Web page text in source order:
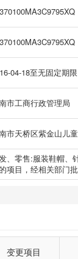
04-18至无固定期限
市工商行政管理局
市天桥区紫金山儿
、零售:服装鞋帽、
项目，经相关部门
变更项目